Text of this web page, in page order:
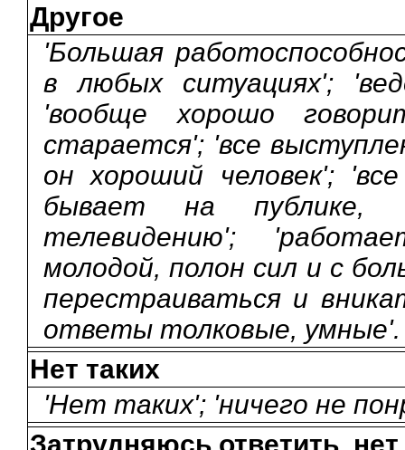
Другое
'Большая
в любых ситуациях';
'вообще хорошо
старается'; 'все
он хороший человек';
бывает на публике,
телевидению';
молодой, полон сил и с
перестраиваться и
ответы толковые, умные'.
Нет таких
'Нет таких'; 'ничего не
Затрудняюсь ответить, нет